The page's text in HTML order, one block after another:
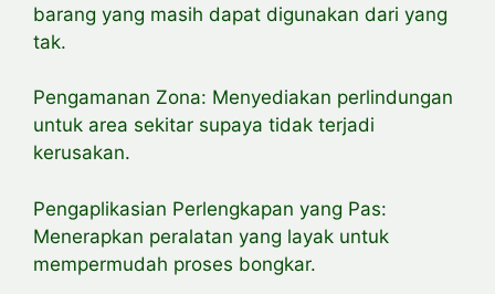
barang yang masih dapat digunakan dari yang
tak.
Pengamanan Zona: Menyediakan perlindungan
untuk area sekitar supaya tidak terjadi
kerusakan.
Pengaplikasian Perlengkapan yang Pas:
Menerapkan peralatan yang layak untuk
mempermudah proses bongkar.